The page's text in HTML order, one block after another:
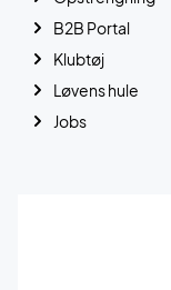
B2B Portal
Klubtøj
Løvens hule
Jobs